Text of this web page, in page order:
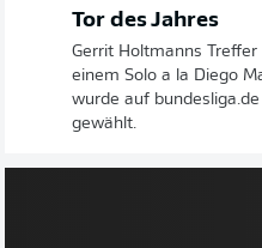
Tor des Jahres
Gerrit Holtmanns
einem Solo a la Diego
wurde auf
gewählt.